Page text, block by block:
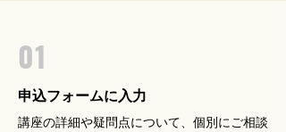
01
申込フォームに入力
講座の詳細や疑問点について、個別にご相談